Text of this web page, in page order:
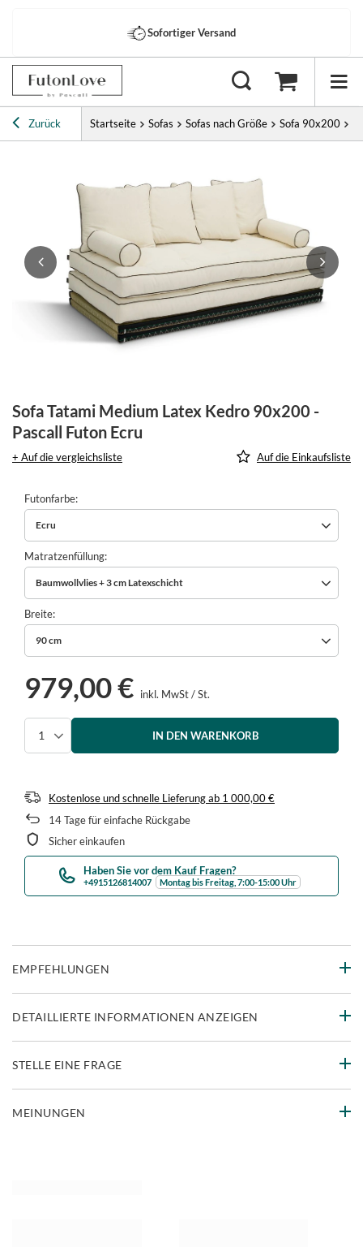
Sofortiger Versand
Zurück Startseite Sofas Sofas nach Größe Sofa 90x200
Sofa Tatami Medium Latex Kedro 90x200 -
Pascall Futon Ecru
+ Auf die vergleichsliste Auf die Einkaufsliste
Futonfarbe
Ecru
Matratzenfüllung
Baumwollvlies + 3 cm Latexschicht
Breite
90 cm
979,00 € inkl. MwSt/St.
IN DEN WARENKORB
Kostenlose und schnelle Lieferungab 1 000,00 €
14Tage für einfache Rückgabe
Sicher einkaufen
Haben Sie vor dem Kauf Fragen?
+4915126814007 Montag bis Freitag, 7:00-15:00 Uhr
EMPFEHLUNGEN
DETAILLIERTE INFORMATIONEN ANZEIGEN
STELLE EINE FRAGE
MEINUNGEN